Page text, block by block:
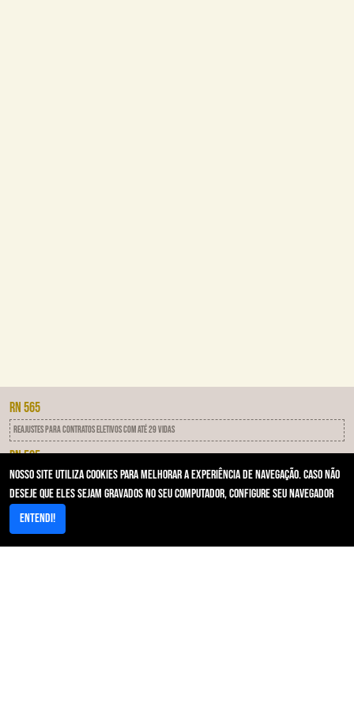
RN 565
Reajustes para contratos eletivos com até 29 vidas
RN 505
IDSS - Programa de qualificação das operadoras
RN 593
Notificação Por Inadimplência
Nosso site utiliza cookies para melhorar a experiência de navegação. Caso não
deseje que eles sejam gravados no seu computador, configure seu navegador
Entendi!